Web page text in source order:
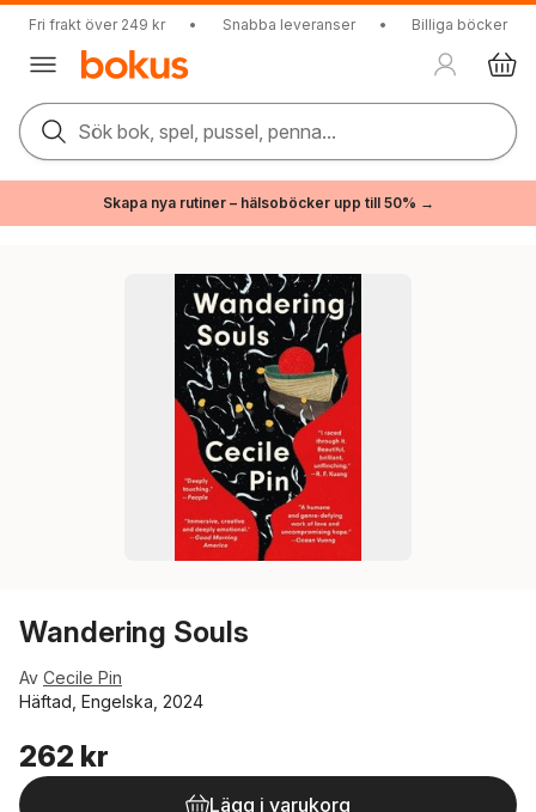
Fri frakt över 249 kr • Snabba leveranser • Billiga böcker
Sök bok, spel, pussel, penna...
Skapa nya rutiner – hälsoböcker upp till 50% →
Wandering Souls
Av Cecile Pin
Häftad, Engelska, 2024
262 kr
Lägg i varukorg